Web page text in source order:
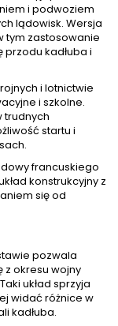
i podwoziem
lądowisk. Wersja
tym zastosowanie
kadłuba i
i lotnictwie
i szkolne.
trudnych
startu i
francuskiego
konstrukcyjny z
się od
pozwala
okresu wojny
układ sprzyja
widać różnice w
kadłuba.